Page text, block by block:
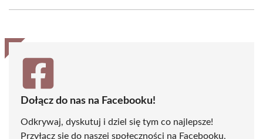
(Twitter)
Dołącz do nas na Facebooku!
Odkrywaj, dyskutuj i dziel się tym co najlepsze!
Przyłącz się do naszej społeczności na Facebooku,